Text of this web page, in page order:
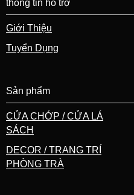
thông tin hỗ trợ
Giới Thiệu
Tuyển Dụng
Sản phẩm
CỬA CHỚP / CỬA LÁ
SÁCH
DECOR / TRANG TRÍ
PHÒNG TRÀ